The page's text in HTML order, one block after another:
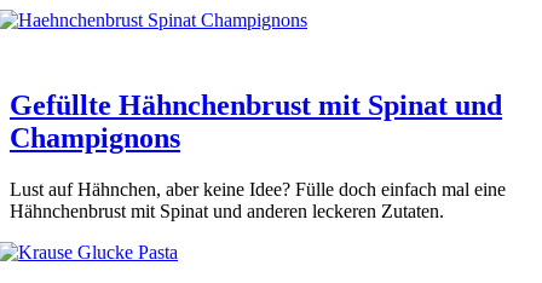
Gefüllte Hähnchenbrust mit Spinat und
Champignons
Lust auf Hähn­chen, aber kei­ne Idee? Fül­le doch ein­fach mal eine
Hähn­chen­brust mit Spi­nat und ande­ren lecke­ren Zuta­ten.